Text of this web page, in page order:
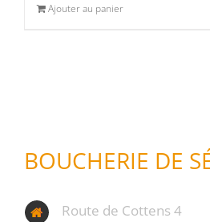
Ajouter au panier
BOUCHERIE DE
Route de Cottens 4